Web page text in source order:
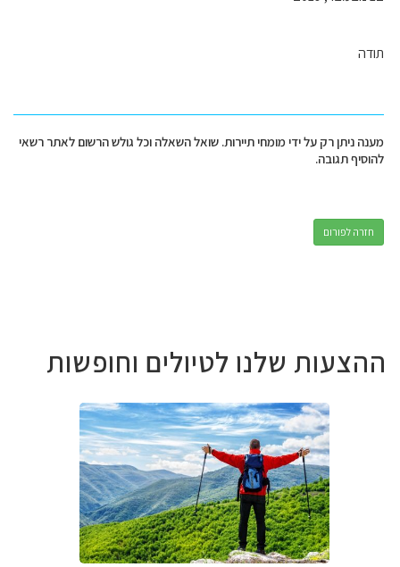
תודה
מענה ניתן רק על ידי מומחי תיירות. שואל השאלה וכל גולש הרשום לאתר רשאי
להוסיף תגובה.
חזרה לפורום
ההצעות שלנו לטיולים וחופשות